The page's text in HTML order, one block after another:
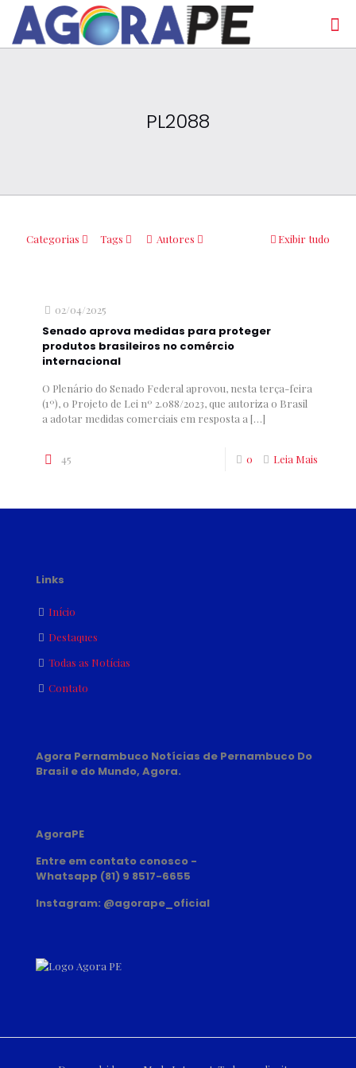
PL2088
Categorias Tags Autores Exibir tudo
02/04/2025
Senado aprova medidas para proteger
produtos brasileiros no comércio
internacional
O Plenário do Senado Federal aprovou, nesta terça-feira
(1º), o Projeto de Lei nº 2.088/2023, que autoriza o Brasil
a adotar medidas comerciais em resposta a […]
45 0 Leia Mais
Links
Início
Destaques
Todas as Notícias
Contato
Agora Pernambuco Notícias de Pernambuco Do
Brasil e do Mundo, Agora.
AgoraPE
Entre em contato conosco -
Whatsapp (81) 9 8517-6655
Instagram: @agorape_oficial